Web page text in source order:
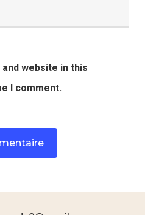
website in this
I comment.